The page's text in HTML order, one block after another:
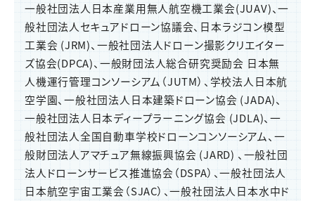
一般社団法人日本産業用無人航空機工業会(JUAV)、一
般社団法人セキュアドローン協議会、日本ラジコン模型
工業会 (JRM)、一般社団法人ドローン撮影クリエイター
ズ協会(DPCA)、一般財団法人総合研究奨励会 日本無
人機運行管理コンソーシアム（JUTM）、学校法人日本航
空学園、一般社団法人日本建築ドローン協会 (JADA)、
一般社団法人日本ディープラーニング協会 (JDLA)、一
般社団法人全国自動車学校ドローンコンソーシアム、一
般財団法人アマチュア無線振興協会 (JARD) 、一般社団
法人ドローンサービス推進協会（DSPA）、一般社団法人
日本航空宇宙工業会（SJAC）、一般社団法人日本水中ド